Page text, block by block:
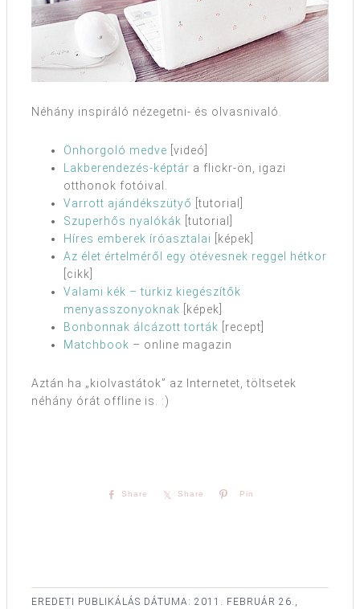
Néhány inspiráló nézegetni- és olvasnivaló.
Önhorgoló medve [videó]
Lakberendezés-képtár a flickr-ön, igazi
otthonok fotóival.
Varrott ajándékszütyő [tutorial]
Szuperhős nyalókák [tutorial]
Híres emberek íróasztalai
[képek]
Az élet értelméről egy ötévesnek reggel hétkor
[cikk]
Valami kék – türkiz kiegészítők
menyasszonyoknak [képek]
Bonbonnak álcázott torták [recept]
Matchbook – online magazin
Aztán ha „kiolvastátok” az Internetet, töltsetek
néhány órát offline is. :)
Share Share Pin
EREDETI PUBLIKÁLÁS DÁTUMA: 2011. FEBRUÁR 26.,